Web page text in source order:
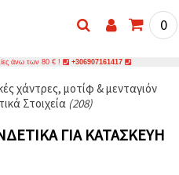
0
άνω των 80 € ! +306907161417
χάντρες, μοτίφ & μενταγιόν
Στοιχεία (208)
ΓΙΑ ΚΑΤΑΣΚΕΥΉ